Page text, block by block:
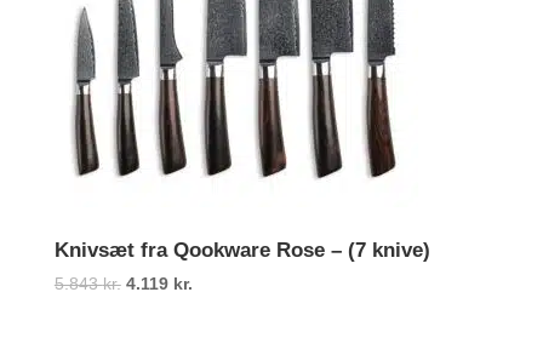
Knivsæt fra Qookware Rose – (7 knive)
5.843kr. Den
4.119 kr.